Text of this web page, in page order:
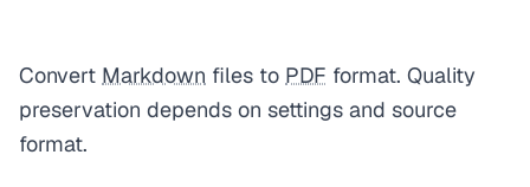
Convert Markdown files to PDF format. Quality
preservation depends on settings and source
format.